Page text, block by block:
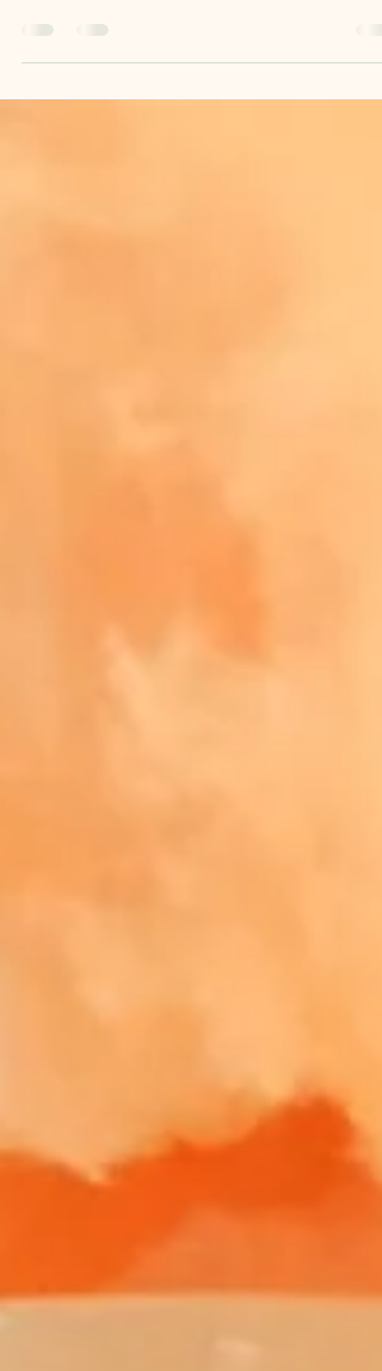
mee naar de belangrijkste plaatsen in het leven
van Tolkien en de inspiratiebronnen voor de Shire